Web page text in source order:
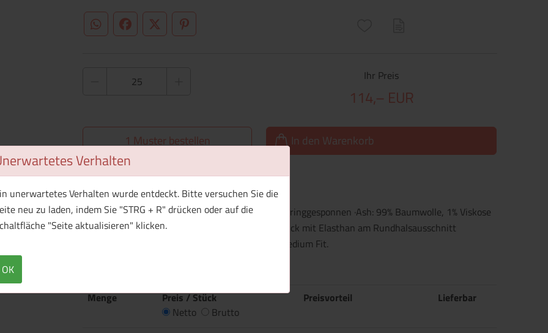
Verhalten
unerwartetes Verhalten wurde entdeckt. Bitte versuchen Sie die
neu zu laden, indem Sie "STRG + R" drücken oder auf die
"Seite aktualisieren" klicken.
OK
WhatsApp (#[creator\plugin\share\core\structs\SocialSharingServiceSettings]:only_chrome#)
FacebookTwitter (#[creator\plugin\share\core\structs\SocialSharingServiceSettings]:formaly_twitter#)
Pinterest
Ihr Preis
114,– EUR
1 Muster bestellen In den Warenkorb
·145 g/m² ·100% Baumwolle, vorgeschrumpft und ringgesponnen ·Ash: 99% Baumwolle, 1% Viskose
·Sport Grey: 85% Baumwolle, 15% Viskose ·Rippstrick mit Elasthan am Rundhalsausschnitt
·Nackenband ·Seitennhäte ·Waschbar bis 40°C ·Medium Fit.
Menge
Preis / Stück
Netto
Brutto
Preisvorteil Lieferbar